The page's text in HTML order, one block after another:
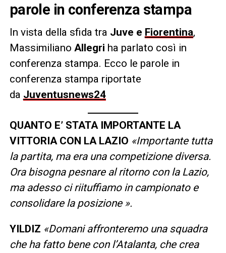
parole in conferenza stampa
In vista della sfida tra Juve e Fiorentina,
Massimiliano Allegri ha parlato così in
conferenza stampa. Ecco le parole in
conferenza stampa riportate
da Juventusnews24
QUANTO E’ STATA IMPORTANTE LA
VITTORIA CON LA LAZIO «Importante tutta
la partita, ma era una competizione diversa.
Ora bisogna pesnare al ritorno con la Lazio,
ma adesso ci riituffiamo in campionato e
consolidare la posizione ».
YILDIZ «Domani affronteremo una squadra
che ha fatto bene con l’Atalanta, che crea